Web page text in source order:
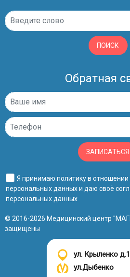
Киста в носовой
Как делают КТ пазух носа
Не все пациенты знают, что
пазух носа, как делают
безвредна. Как и
обследование,
человеку определенную
ПОИСК
Обратная
ЗАПИСАТЬСЯ
Я принимаю политику в отношении
персональных данныхи даю своё
персональных данных
© 2016-2026 Медицинский центр
защищены
ул. Крыленко
ул.Дыбенко